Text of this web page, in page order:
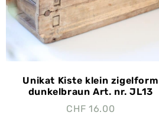
Unikat Kiste klein zigelform
dunkelbraun Art. nr. JL13
CHF 16.00